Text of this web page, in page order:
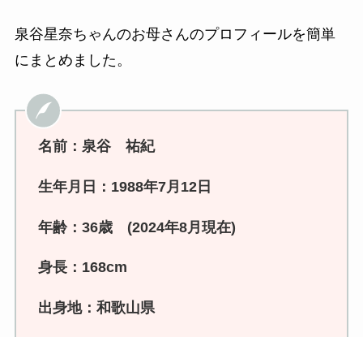
泉谷星奈ちゃんのお母さんのプロフィールを簡単
にまとめました。
名前：泉谷 祐紀
生年月日：1988年7月12日
年齢：36歳 (2024年8月現在)
身長：168cm
出身地：和歌山県